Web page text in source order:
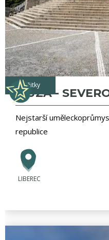
zážitky
MUZA -
Nejstarší
republice
LIBEREC